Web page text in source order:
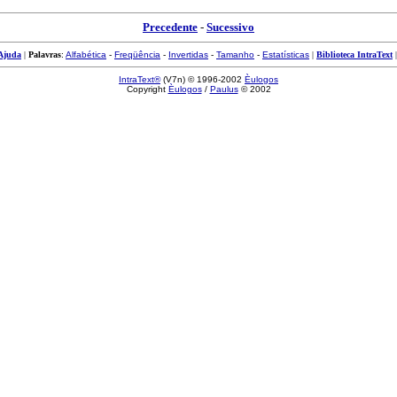
Precedente - Sucessivo
| Palavras: Alfabética - Freqüência - Invertidas - Tamanho - Estatísticas | Biblioteca IntraText |
IntraText®(V7n) © 1996-2002 Èulogos
Copyright Èulogos/ Paulus© 2002